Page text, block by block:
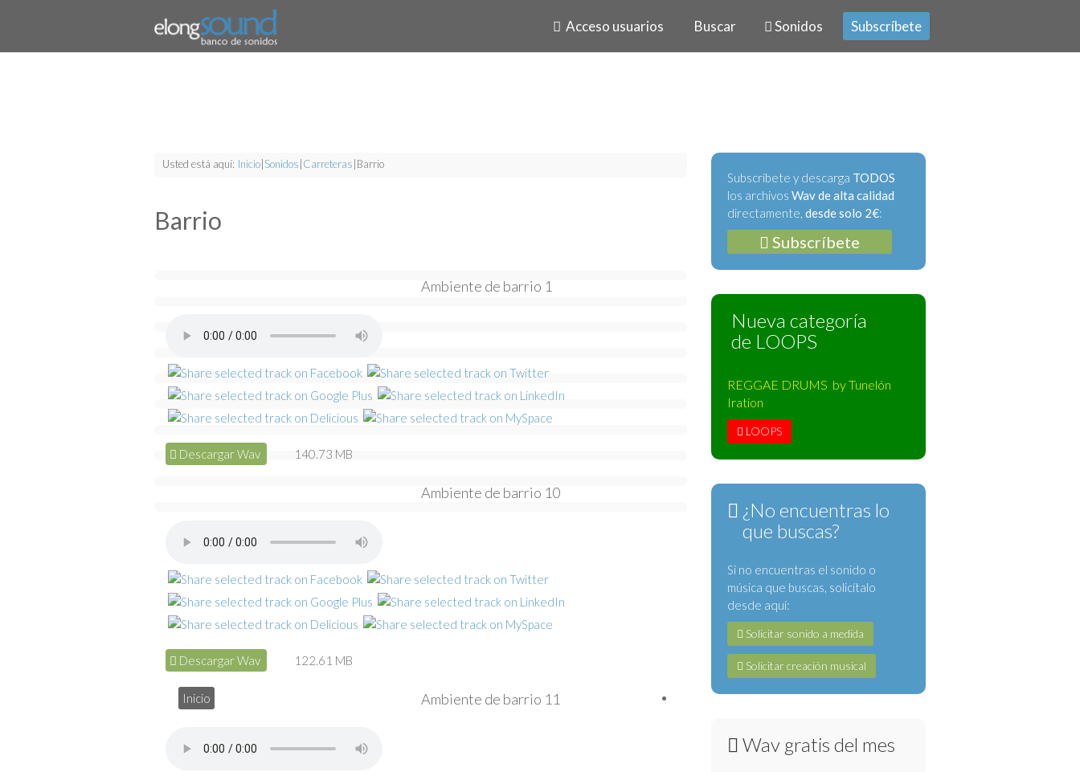
Acceso usuarios Buscar Sonidos Subscríbete
Usted está aquí: Inicio Sonidos Carreteras Barrio
Barrio
Ambiente de barrio 1
Descargar Wav 140.73 MB
Ambiente de barrio 10
Descargar Wav 122.61 MB
Ambiente de barrio 11
Inicio
Subscríbete y descarga TODOS
los archivos Wav de alta calidad
directamente, desde solo 2€:
Subscríbete
Nueva categoría
de LOOPS
REGGAE DRUMS by Tunelón
Iration
LOOPS
¿No encuentras lo
que buscas?
Si no encuentras el sonido o
música que buscas, solicítalo
desde aquí:
Solicitar sonido a medida
Solicitar creación musical
Wav gratis del mes